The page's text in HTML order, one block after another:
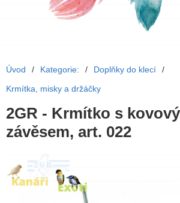
Úvod / Kategorie: / Doplňky do klecí
/
Krmítka, misky a držáčky
2GR - Krmítko s
závěsem, art. 022